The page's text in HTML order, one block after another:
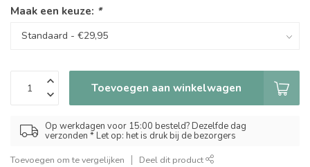
Maak een keuze: *
Toevoegen aan winkelwagen
Op werkdagen voor 15:00 besteld? Dezelfde dag
verzonden * Let op: het is druk bij de bezorgers
Toevoegen om te vergelijken Deel dit product